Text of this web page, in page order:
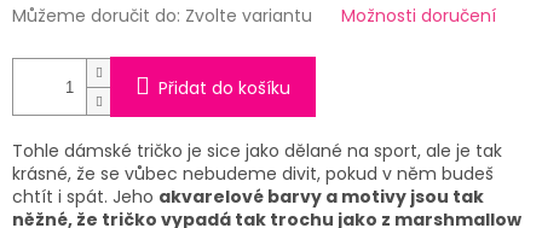
Můžeme doručit do: Zvolte variantu Možnosti doručení
Přidat do košíku
Tohle dámské tričko je sice jako dělané na sport, ale je tak
krásné, že se vůbec nebudeme divit, pokud v něm budeš
chtít i spát. Jeho akvarelové barvy a motivy jsou tak
něžné, že tričko vypadá tak trochu jako z marshmallow